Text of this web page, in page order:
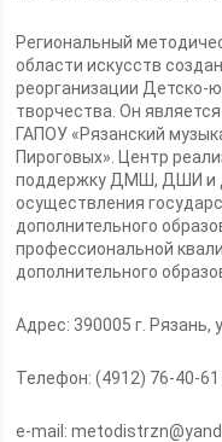
Региональный
области искусств
реорганизации Детско-
творчества. Он
ГАПОУ «Рязанский
Пироговых». Центр
поддержку ДМШ, ДШИ и
осуществления
дополнительного
профессиональной
дополнительного
Адрес: 390005 г. Рязань,
Телефон: (4912) 76-40-61
e-mail: